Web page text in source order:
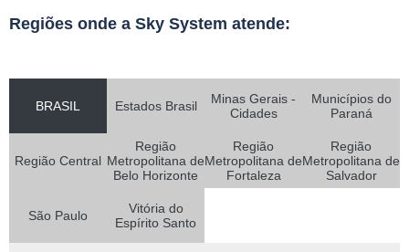
Regiões onde a Sky System atende:
BRASIL Estados Brasil
Minas Gerais -
Cidades
Municípios do
Paraná
Região Central
Região
Metropolitana de
Belo Horizonte
Região
Metropolitana de
Fortaleza
Região
Metropolitana de
Salvador
São Paulo
Vitória do
Espírito Santo